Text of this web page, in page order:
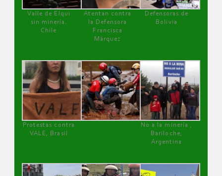
Valle de Elqui
sin minería.
Chile
Atentan contra
la Defensora
Francisca
Márquez
Defensoras de
Bolivia
Protestas contra
VALE, Brasil
No a la minería ,
Bariloche,
Argentina